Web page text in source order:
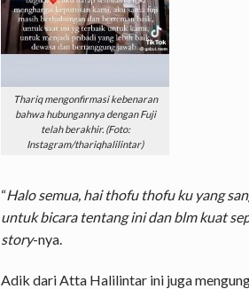
Thariq mengonfirmasi kebenaran
bahwa hubungannya dengan Fuji
telah berakhir. (Foto:
Instagram/thariqhalilintar)
“Halo semua, hai thofu thofu ku yang
untuk bicara tentang ini dan blm kuat
story-nya.
Adik dari Atta Halilintar ini juga